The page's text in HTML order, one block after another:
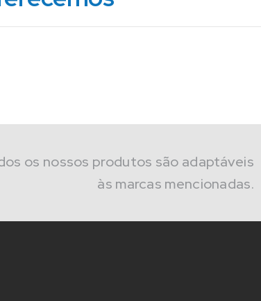
os nossos produtos são adaptáveis
às marcas mencionadas.